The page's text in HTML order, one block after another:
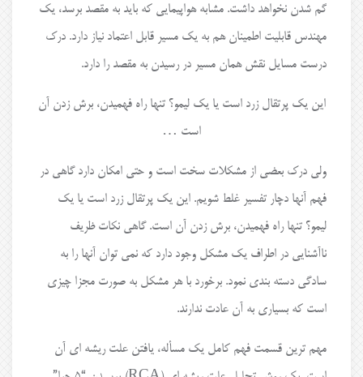
گم شدن نخواهد داشت. مشابه هواپیمایی که باید به مقصد برسد، یک
مهندس قابلیت اطمینان هم به یک مسیر قابل اعتماد نیاز دارد. درک
درست مسایل نقش همان مسیر در رسیدن به مقصد را دارد.
این یک پرتقال زرد است یا یک لیمو؟ تنها راه فهمیدن، برش زدن آن
است …
ولی درک بعضی از مشکلات سخت است و حتی امکان دارد گاهی در
فهم آنها دچار تفسیر غلط شویم. این یک پرتقال زرد است یا یک
لیمو؟ تنها راه فهمیدن، برش زدن آن است. گاهی نکات ظریف
ناآشنایی در اطراف یک مشکل وجود دارد که نمی توان آنها را به
سادگی دسته بندی نمود. برخورد با هر مشکل به صورت مجزا چیزی
است که بسیاری به آن عادت ندارند.
مهم ترین قسمت فهم کامل یک مسأله، یافتن علت ریشه ای آن